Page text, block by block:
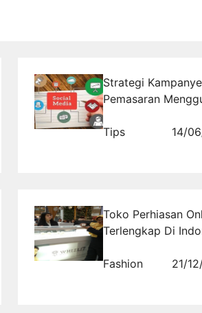
Strategi Kampanye
Pemasaran
Media Sosial
Tips
14/
Toko Perhiasan
Terlengkap Di
Fashion 21/